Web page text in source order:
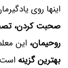
اینها روی
صحبت کردن،
روحیمان، این
بهترین گزینه